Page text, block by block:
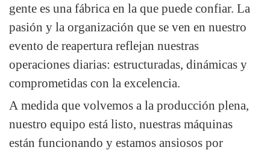
gente es una fábrica en la que puede confiar. La
pasión y la organización que se ven en nuestro
evento de reapertura reflejan nuestras
operaciones diarias: estructuradas, dinámicas y
comprometidas con la excelencia.
A medida que volvemos a la producción plena,
nuestro equipo está listo, nuestras máquinas
están funcionando y estamos ansiosos por